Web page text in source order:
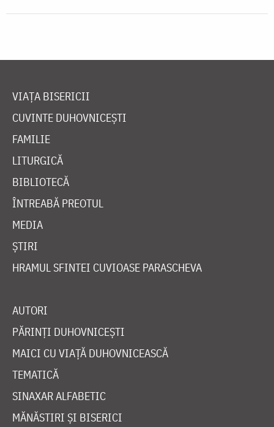
VIAȚA BISERICII
CUVINTE DUHOVNICEȘTI
FAMILIE
LITURGICĂ
BIBLIOTECĂ
ÎNTREABĂ PREOTUL
MEDIA
ȘTIRI
HRAMUL SFINTEI CUVIOASE PARASCHEVA
AUTORI
PĂRINȚI DUHOVNICEȘTI
MAICI CU VIAȚĂ DUHOVNICEASCĂ
TEMATICĂ
SINAXAR ALFABETIC
MĂNĂSTIRI ȘI BISERICI